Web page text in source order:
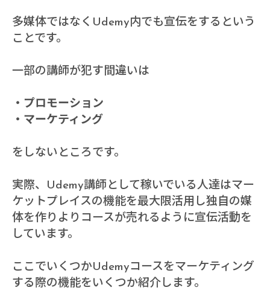
多媒体ではなくUdemy内でも宣伝をするという
ことです。
一部の講師が犯す間違いは
・プロモーション
・マーケティング
をしないところです。
実際、Udemy講師として稼いでいる人達はマー
ケットプレイスの機能を最大限活用し独自の媒
体を作りよりコースが売れるように宣伝活動を
しています。
ここでいくつかUdemyコースをマーケティング
する際の機能をいくつか紹介します。